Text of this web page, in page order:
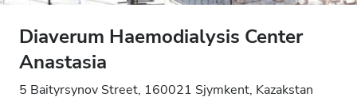
Diaverum Haemodialysis Center
Anastasia
5 Baityrsynov Street, 160021 Sjymkent, Kazakstan